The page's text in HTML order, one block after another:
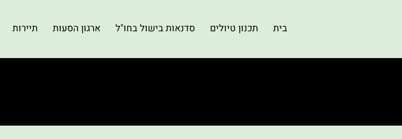
בית תכנון טיולים סדנאות בישול בחו"ל ארגון הסעות תיירות